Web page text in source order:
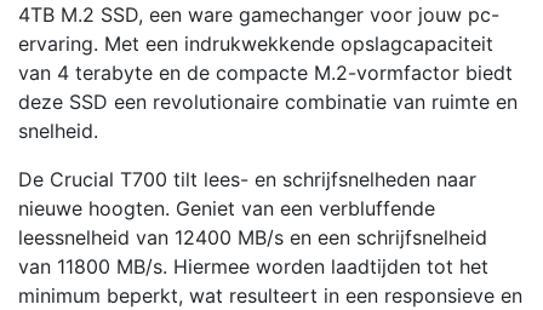
4TB M.2 SSD, een ware gamechanger voor jouw pc-
ervaring. Met een indrukwekkende opslagcapaciteit
van 4 terabyte en de compacte M.2-vormfactor biedt
deze SSD een revolutionaire combinatie van ruimte en
snelheid.
De Crucial T700 tilt lees- en schrijfsnelheden naar
nieuwe hoogten. Geniet van een verbluffende
leessnelheid van 12400 MB/s en een schrijfsnelheid
van 11800 MB/s. Hiermee worden laadtijden tot het
minimum beperkt, wat resulteert in een responsieve en